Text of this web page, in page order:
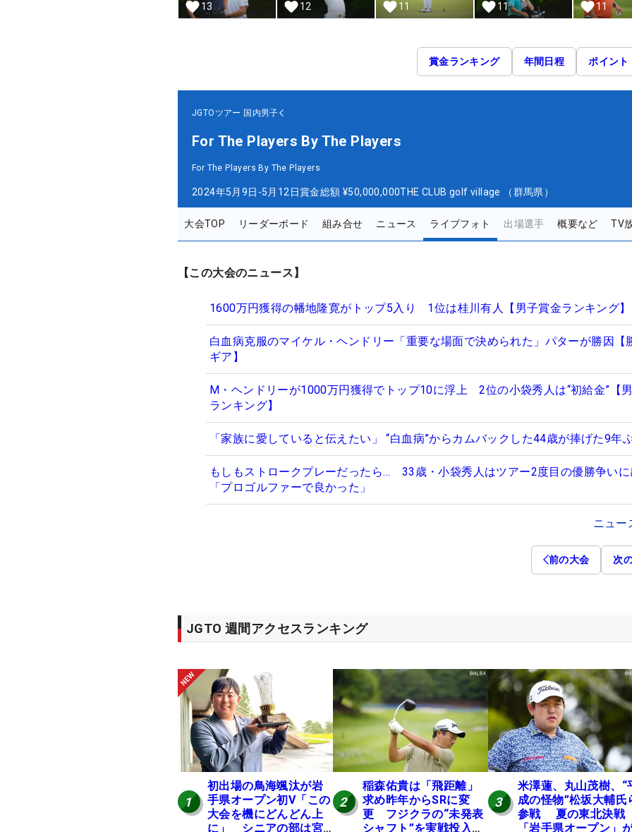
13 12 11 11 11
賞金ランキング 年間日程 ポイント
JGTOツアー 国内男子
For The Players By The Players
For The Players By The Players
2024年5月9日-5月12日賞金総額 ¥50,000,000THE CLUB golf village （群馬県）
大会TOP リーダーボード 組み合せ ニュース ライブフォト 出場選手 概要など TV
【この大会のニュース】
1600万円獲得の幡地隆寛がトップ5入り 1位は桂川有人【男子賞金ランキング】
白血病克服のマイケル・ヘンドリー「重要な場面で決められた」パターが勝因【
ギア】
M・ヘンドリーが1000万円獲得でトップ10に浮上 2位の小袋秀人は“初給金”【
ランキング】
「家族に愛していると伝えたい」 “白血病”からカムバックした44歳が捧げた9年
もしもストロークプレーだったら… 33歳・小袋秀人はツアー2度目の優勝争い
「プロゴルファーで良かった」
ニュー
前の大会 次
JGTO 週間アクセスランキング
1
初出場の鳥海颯汰が岩
手県オープン初V「この
大会を機にどんどん上
に」 シニアの部は宮
2
稲森佑貴は「飛距離」
求め昨年からSRに変
更 フジクラの“未発表
シャフト”を実戦投入し
3
米澤蓮、丸山茂樹、“
成の怪物”松坂大輔氏
参戦 夏の東北決戦
「岩手県オープン」